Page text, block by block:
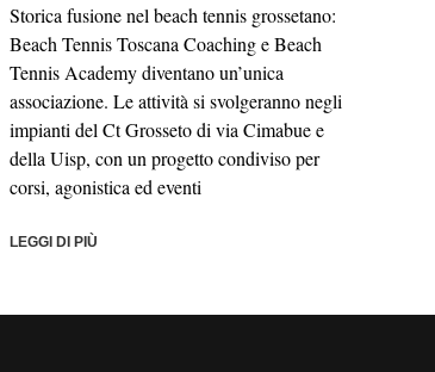
Storica fusione nel beach tennis grossetano:
Beach Tennis Toscana Coaching e Beach
Tennis Academy diventano un’unica
associazione. Le attività si svolgeranno negli
impianti del Ct Grosseto di via Cimabue e
della Uisp, con un progetto condiviso per
corsi, agonistica ed eventi
LEGGI DI PIÙ